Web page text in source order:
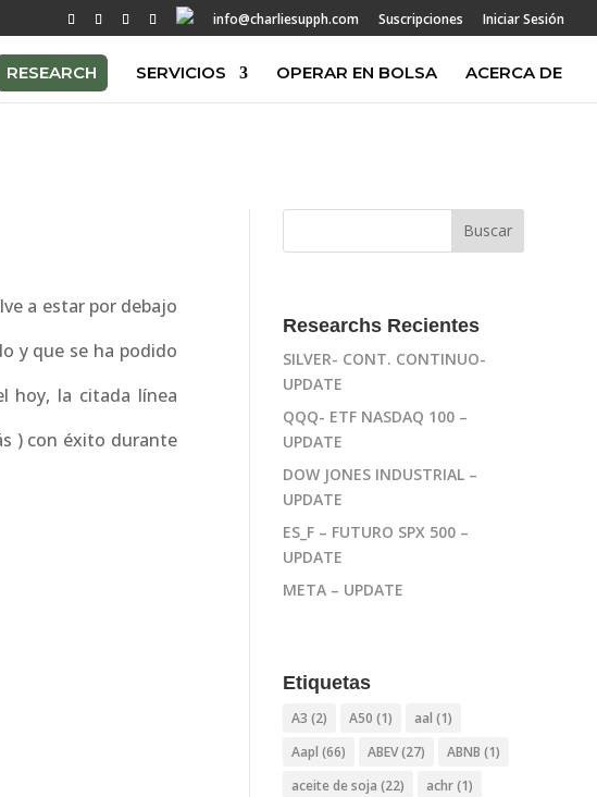
info@charliesupph.com Suscripciones Iniciar Sesión
RESEARCH SERVICIOS OPERAR EN BOLSA ACERCA DE
a estar por debajo
y que se ha podido
hoy, la citada línea
) con éxito durante
Researchs Recientes
SILVER- CONT. CONTINUO-
UPDATE
QQQ- ETF NASDAQ 100 –
UPDATE
DOW JONES INDUSTRIAL –
UPDATE
ES_F – FUTURO SPX 500 –
UPDATE
META – UPDATE
Etiquetas
A3 (2) A50 (1) aal (1)
Aapl (66) ABEV(27) ABNB (1)
aceite de soja (22) achr(1)